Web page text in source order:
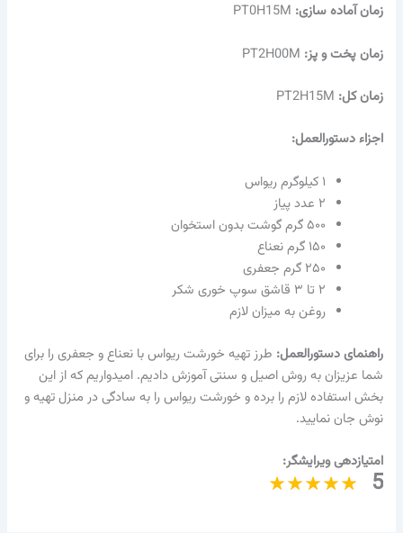
زمان آماده سازی: PT0H15M
زمان پخت و پز: PT2H00M
زمان کل: PT2H15M
اجزاء دستورالعمل:
۱ کیلوگرم ریواس
۲ عدد پیاز
۵۰۰ گرم گوشت بدون استخوان
۱۵۰ گرم نعناع
۲۵۰ گرم جعفری
۲ تا ۳ قاشق سوپ خوری شکر
روغن به میزان لازم
راهنمای دستورالعمل: طرز تهیه خورشت ریواس با نعناع و جعفری را برای
شما عزیزان به روش اصیل و سنتی آموزش دادیم. امیدواریم که از این
بخش استفاده لازم را برده و خورشت ریواس را به سادگی در منزل تهیه و
نوش جان نمایید.
امتیازدهی ویرایشگر:
5